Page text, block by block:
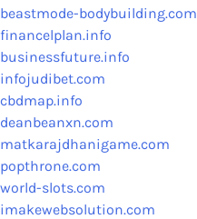
beastmode-bodybuilding.com
financelplan.info
businessfuture.info
infojudibet.com
cbdmap.info
deanbeanxn.com
matkarajdhanigame.com
popthrone.com
world-slots.com
imakewebsolution.com